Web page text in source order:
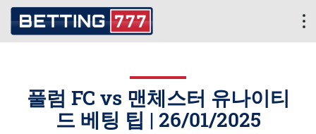
풀럼 FC vs 맨체스터 유나이티
드 베팅 팁 | 26/01/2025